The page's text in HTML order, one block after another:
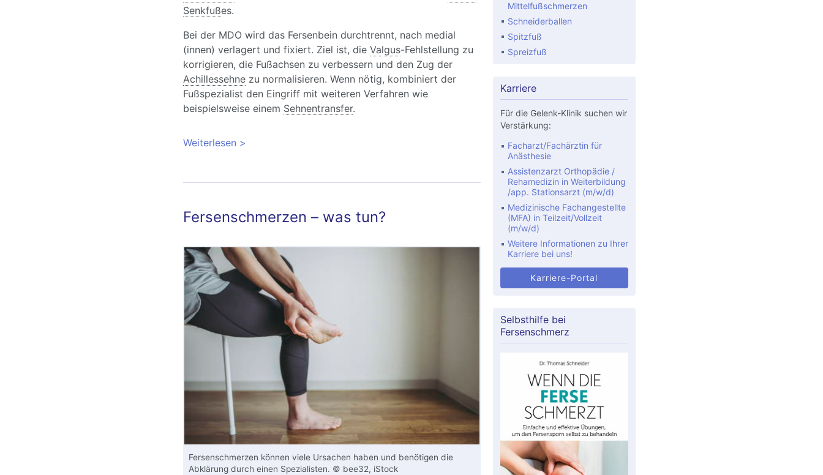
Senkfußes.
Bei der MDO wird das Fersenbein durchtrennt, nach medial
(innen) verlagert und fixiert. Ziel ist, die Valgus-Fehlstellung zu
korrigieren, die Fußachsen zu verbessern und den Zug der
Achillessehnezu normalisieren. Wenn nötig, kombiniert der
Fußspezialist den Eingriff mit weiteren Verfahren wie
beispielsweise einem Sehnentransfer.
Weiterlesen über Knick-Senkfußoperation: Korrektur des
Fersenschmerzen – was tun?
Fersenschmerzen können viele Ursachen haben und benötigen die
Abklärung durch einen Spezialisten. © bee32, iStock
Mittelfußschmerzen
Schneiderballen
Spitzfuß
Spreizfuß
Karriere
Für die Gelenk-Klinik suchen wir
Verstärkung:
Facharzt/Fachärztin für
Anästhesie
Assistenzarzt Orthopädie /
Rehamedizin in Weiterbildung
/app. Stationsarzt (m/w/d)
Medizinische Fachangestellte
(MFA) in Teilzeit/Vollzeit
(m/w/d)
Weitere Informationen zu Ihrer
Karriere bei uns!
Karriere-Portal
Selbsthilfe bei
Fersenschmerz